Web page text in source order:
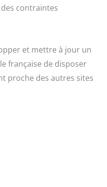
contraintes
et mettre à jour un
française de disposer
proche des autres sites